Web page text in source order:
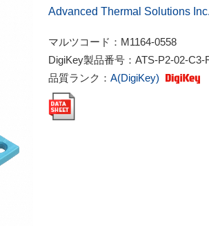
Advanced Thermal Solutions Inc.
マルツコード： M1164-0558
DigiKey製品番号： ATS-P2-02-C3-
品質ランク： A(DigiKey)